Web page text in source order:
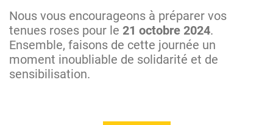
Nous vous encourageons à préparer vos
tenues roses pour le 21 octobre 2024.
Ensemble, faisons de cette journée un
moment inoubliable de solidarité et de
sensibilisation.